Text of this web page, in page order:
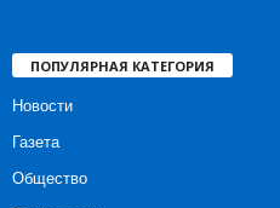
ПОПУЛЯРНАЯ КАТЕГОРИЯ
Новости
Газета
Общество